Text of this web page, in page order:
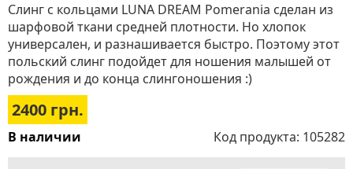
Слинг с кольцами LUNA DREAM Pomerania сделан из
шарфовой ткани средней плотности. Но хлопок
универсален, и разнашивается быстро. Поэтому этот
польский слинг подойдет для ношения малышей от
рождения и до конца слингоношения :)
2400 грн.
В наличии Код продукта: 105282